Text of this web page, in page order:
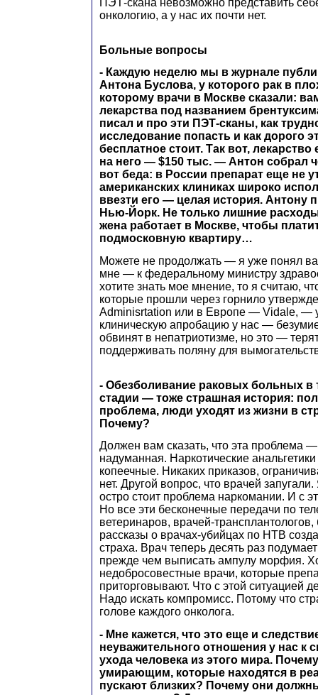
онкологию, а у нас их почти нет.
Больные вопросы
- Каждую неделю мы в журнале
Антона Буслова, у которого рак в
которому врачи в Москве сказали:
лекарства под названием
писал и про эти ПЭТ-сканы, как
исследование попасть и как дорого
бесплатное стоит. Так вот,
на него — $150 тыс. — Антон собрал
вот беда: в России препарат еще не
американских клиниках широко
ввезти его — целая история. Антону
Нью-Йорк. Не только лишние
жена работает в Москве, чтобы
подмосковную квартиру…
Можете не продолжать — я уже понял
мне — к федеральному министру
хотите знать мое мнение, то я считаю,
которые прошли через горнило
Adminisrtation или в Европе — Vidale, —
клиническую апробацию у нас —
обвинят в непатриотизме, но это —
поддерживать поляну для
- Обезболивание раковых больных в
стадии — тоже страшная история:
проблема, люди уходят из жизни в
Почему?
Должен вам сказать, что эта проблема
надуманная. Наркотические
копеечные. Никаких приказов,
нет. Другой вопрос, что врачей
остро стоит проблема наркомании. И с
Но все эти бесконечные передачи по
ветеринаров, врачей-
рассказы о врачах-убийцах по НТВ
страха. Врач теперь десять раз
прежде чем выписать ампулу морфия.
недобросовестные врачи, которые
приторговывают. Что с этой ситуацией
Надо искать компромисс. Потому что
голове каждого онколога.
- Мне кажется, что это еще и
неуважительного отношения у нас к
ухода человека из этого мира.
умирающим, которые находятся в
пускают близких? Почему они